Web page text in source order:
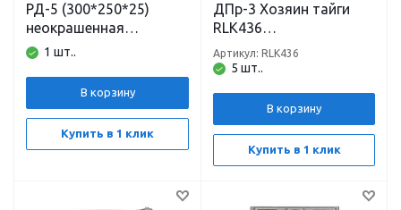
РД-5 (300*250*25)
неокрашенная
Рубцовск
1 шт..
В корзину
Купить в 1 клик
ДПр-3 Хозяин тайги
RLK436
(182*140*35/200*157,5
*54) неокрашенная
5 шт..
Артикул: RLK436
В корзину
Купить в 1 клик